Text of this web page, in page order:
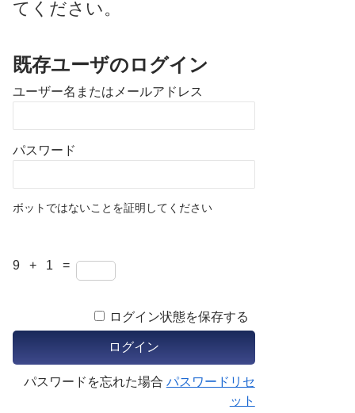
てください。
既存ユーザのログイン
ユーザー名またはメールアドレス
パスワード
ボットではないことを証明してください
9 + 1 =
ログイン状態を保存する
パスワードを忘れた場合 パスワードリセ
ット